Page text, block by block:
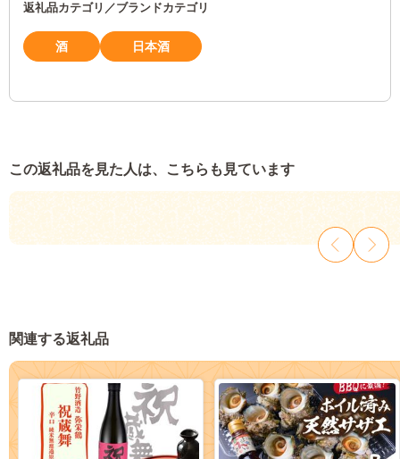
返礼品カテゴリ／ブランドカテゴリ
酒 日本酒
この返礼品を見た人は、こちらも見ています
関連する返礼品